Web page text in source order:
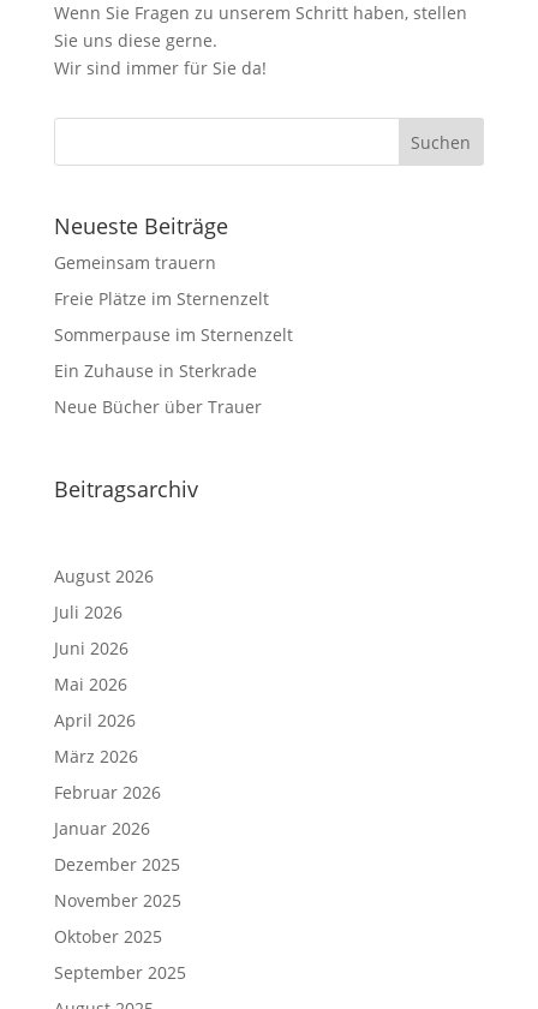
Wenn Sie Fragen zu unserem Schritt haben, stellen
Sie uns diese gerne.
Wir sind immer für Sie da!
Neueste Beiträge
Gemeinsam trauern
Freie Plätze im Sternenzelt
Sommerpause im Sternenzelt
Ein Zuhause in Sterkrade
Neue Bücher über Trauer
Beitragsarchiv
August 2026
Juli 2026
Juni 2026
Mai 2026
April 2026
März 2026
Februar 2026
Januar 2026
Dezember 2025
November 2025
Oktober 2025
September 2025